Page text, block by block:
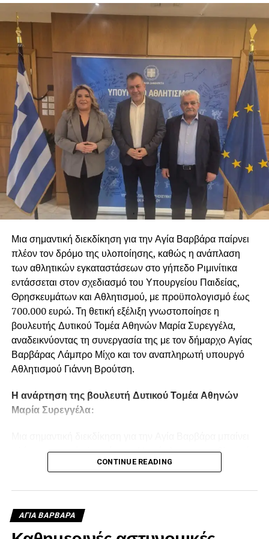
πλάσματα.
Θέλουμε να εκφράσουμε τις ευχαριστίες μας σε όλους
όσοι συμμετείχαν και να τους διαβεβαιώσουμε ότι θα
είμαστε αρωγοί σε όποια προσπάθεια γίνεται που
σκοπό έχει την προστασία και την φροντίδα των ζώων.
Οι δύσκολες στιγμές αναδεικνύουν τις πιο όμορφες
πλευρές της κοινωνίας μας. Ας αποδείξουμε, για ακόμη
μία φορά, ότι κανένα ζώο δεν είναι μόνο του όταν
υπάρχει αλληλεγγύη, συνεργασία και αγάπη. Ο Δήμος
μας θα συνεχίσει να βρίσκεται δίπλα στους
πυρόπληκτους, ανθρώπους και ζώα, με όλες του τις
δυνάμεις.
Μια σημαντική διεκδίκηση για την Αγία Βαρβάρα παίρνει
πλέον τον δρόμο της υλοποίησης, καθώς η ανάπλαση
των αθλητικών εγκαταστάσεων στο γήπεδο Ριμινίτικα
εντάσσεται στον σχεδιασμό του Υπουργείου Παιδείας,
Θρησκευμάτων και Αθλητισμού, με προϋπολογισμό έως
700.000 ευρώ. Τη θετική εξέλιξη γνωστοποίησε η
βουλευτής Δυτικού Τομέα Αθηνών Μαρία Συρεγγέλα,
αναδεικνύοντας τη συνεργασία της με τον δήμαρχο Αγίας
Βαρβάρας Λάμπρο Μίχο και τον αναπληρωτή υπουργό
Αθλητισμού Γιάννη Βρούτση.
Η ανάρτηση της βουλευτή Δυτικού Τομέα Αθηνών
Μαρία Συρεγγέλα:
πλέον σε τροχιά υλοποίησης. Η ανάπλαση των αθλητικών
εγκαταστάσεων στο γήπεδο Ριμινίτικα εντάσσεται στον
Αθλητισμού, με προϋπολογισμό που φτάνει τις 700.000
ευρώ. Πρόκειται για μια ουσιαστική παρέμβαση που θα
αναβαθμίσει τις αθλητικές υποδομές της πόλης, θα
CONTINUE READING
ΑΓΙΑ ΒΑΡΒΑΡΑ